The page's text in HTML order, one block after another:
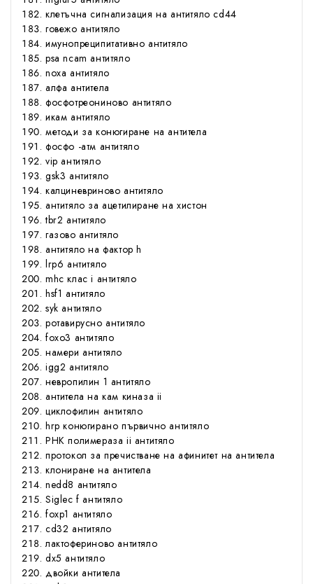
клетъчна сигнализация на антитяло cd44
говежо антитяло
имунопреципитативно антитяло
psa ncam антитяло
noxa антитяло
алфа антитела
фосфотреониново антитяло
икам антитяло
методи за конюгиране на антитела
фосфо -атм антитяло
vip антитяло
gsk3 антитяло
калциневриново антитяло
антитяло за ацетилиране на хистон
tbr2 антитяло
газово антитяло
антитяло на фактор h
lrp6 антитяло
mhc клас i антитяло
hsf1 антитяло
syk антитяло
ротавирусно антитяло
foxo3 антитяло
намери антитяло
igg2 антитяло
невропилин 1 антитяло
антитела на кам киназа ii
циклофилин антитяло
hrp конюгирано първично антитяло
РНК полимераза ii антитяло
протокол за пречистване на афинитет на антитела
клониране на антитела
nedd8 антитяло
Siglec f антитяло
foxp1 антитяло
cd32 антитяло
лактофериново антитяло
dx5 антитяло
двойки антитела